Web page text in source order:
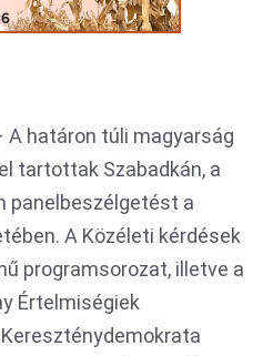
határon túli magyarság
tartottak Szabadkán, a
panelbeszélgetést a
A Közéleti kérdések
programsorozat, illetve a
Értelmiségiek